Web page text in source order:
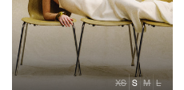
XS S M L